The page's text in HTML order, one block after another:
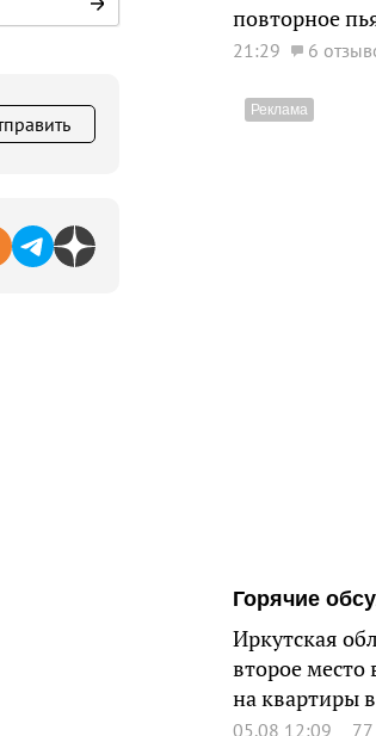
повторное
21:29 6
Горячие
Иркутская
второе
на квартиры
05.08 12:09